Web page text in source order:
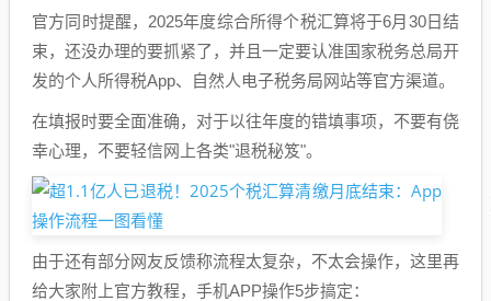
官方同时提醒，2025年度综合所得个税汇算将于6月30日结
束，还没办理的要抓紧了，并且一定要认准国家税务总局开
发的个人所得税App、自然人电子税务局网站等官方渠道。
在填报时要全面准确，对于以往年度的错填事项，不要有侥
幸心理，不要轻信网上各类"退税秘笈"。
由于还有部分网友反馈称流程太复杂，不太会操作，这里再
给大家附上官方教程，手机APP操作5步搞定：